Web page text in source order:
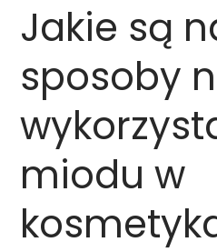
Jakie są
sposoby
miodu w